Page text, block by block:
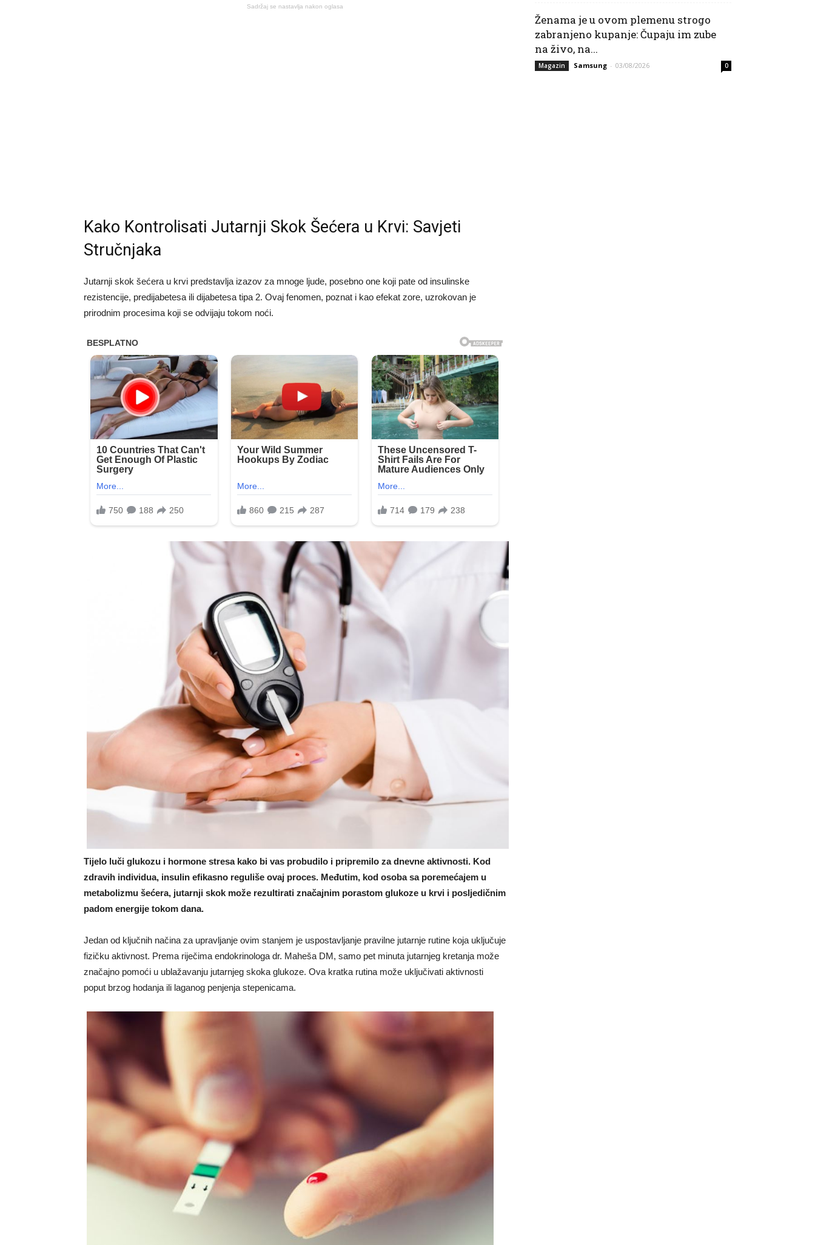
Sadržaj se nastavlja nakon oglasa
Kako Kontrolisati Jutarnji Skok Šećera u Krvi: Savjeti
Stručnjaka
Jutarnji skok šećera u krvi predstavlja izazov za mnoge ljude, posebno one koji pate od insulinske
rezistencije, predijabetesa ili dijabetesa tipa 2. Ovaj fenomen, poznat i kao efekat zore, uzrokovan je
prirodnim procesima koji se odvijaju tokom noći.
Tijelo luči glukozu i hormone stresa kako bi vas probudilo i pripremilo za dnevne aktivnosti. Kod
zdravih individua, insulin efikasno reguliše ovaj proces. Međutim, kod osoba sa poremećajem u
metabolizmu šećera, jutarnji skok može rezultirati značajnim porastom glukoze u krvi i posljedičnim
padom energije tokom dana.
Jedan od ključnih načina za upravljanje ovim stanjem je uspostavljanje pravilne jutarnje rutine koja uključuje
fizičku aktivnost. Prema riječima endokrinologa dr. Maheša DM, samo pet minuta jutarnjeg kretanja može
značajno pomoći u ublažavanju jutarnjeg skoka glukoze. Ova kratka rutina može uključivati aktivnosti
poput brzog hodanja ili laganog penjenja stepenicama.
Ženama je u ovom plemenu strogo
zabranjeno kupanje: Čupaju im zube
na živo, na...
Magazin Samsung - 03/08/2026 0